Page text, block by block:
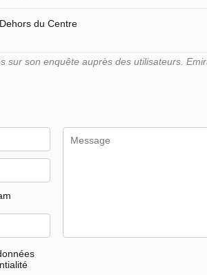
du Centre
sur son enquête auprès des utilisateurs.